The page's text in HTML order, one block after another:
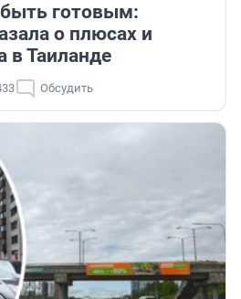
готовым:
о плюсах и
в Таиланде
Обсудить